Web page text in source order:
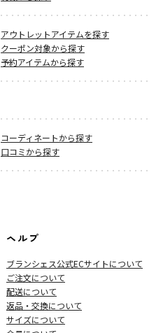
アウトレットアイテムを探す
クーポン対象から探す
予約アイテムから探す
コーディネートから探す
口コミから探す
ヘルプ
ブランシェス公式ECサイトについて
ご注文について
配送について
返品・交換について
サイズについて